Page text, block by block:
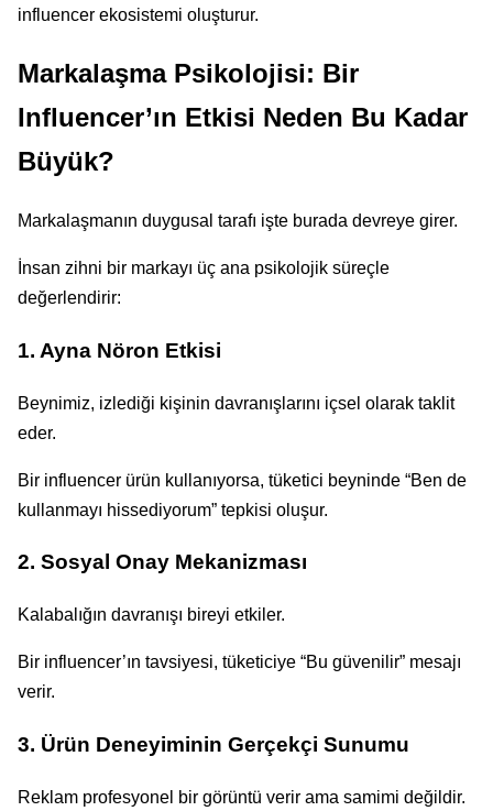
influencer ekosistemi oluşturur.
Markalaşma Psikolojisi: Bir
Influencer’ın Etkisi Neden Bu Kadar
Büyük?
Markalaşmanın duygusal tarafı işte burada devreye girer.
İnsan zihni bir markayı üç ana psikolojik süreçle
değerlendirir:
1. Ayna Nöron Etkisi
Beynimiz, izlediği kişinin davranışlarını içsel olarak taklit
eder.
Bir influencer ürün kullanıyorsa, tüketici beyninde “Ben de
kullanmayı hissediyorum” tepkisi oluşur.
2. Sosyal Onay Mekanizması
Kalabalığın davranışı bireyi etkiler.
Bir influencer’ın tavsiyesi, tüketiciye “Bu güvenilir” mesajı
verir.
3. Ürün Deneyiminin Gerçekçi Sunumu
Reklam profesyonel bir görüntü verir ama samimi değildir.